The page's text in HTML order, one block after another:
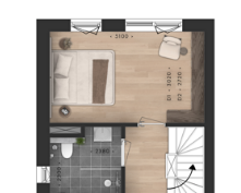
4 kamers
3 woonlagen
Zonnepanelen, balansventilatie